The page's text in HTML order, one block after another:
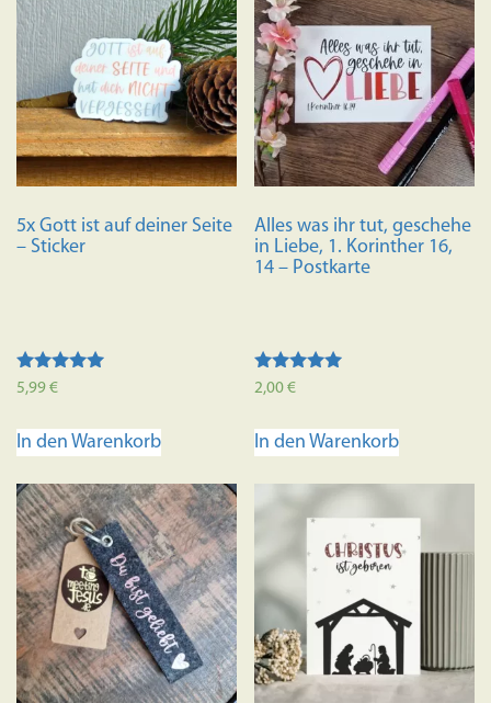
5x Gott ist auf deiner Seite
– Sticker
Bewertet mit
5,99€
In den Warenkorb
Alles was ihr tut, geschehe
in Liebe, 1. Korinther 16,
14 – Postkarte
Bewertet mit
2,00€
In den Warenkorb